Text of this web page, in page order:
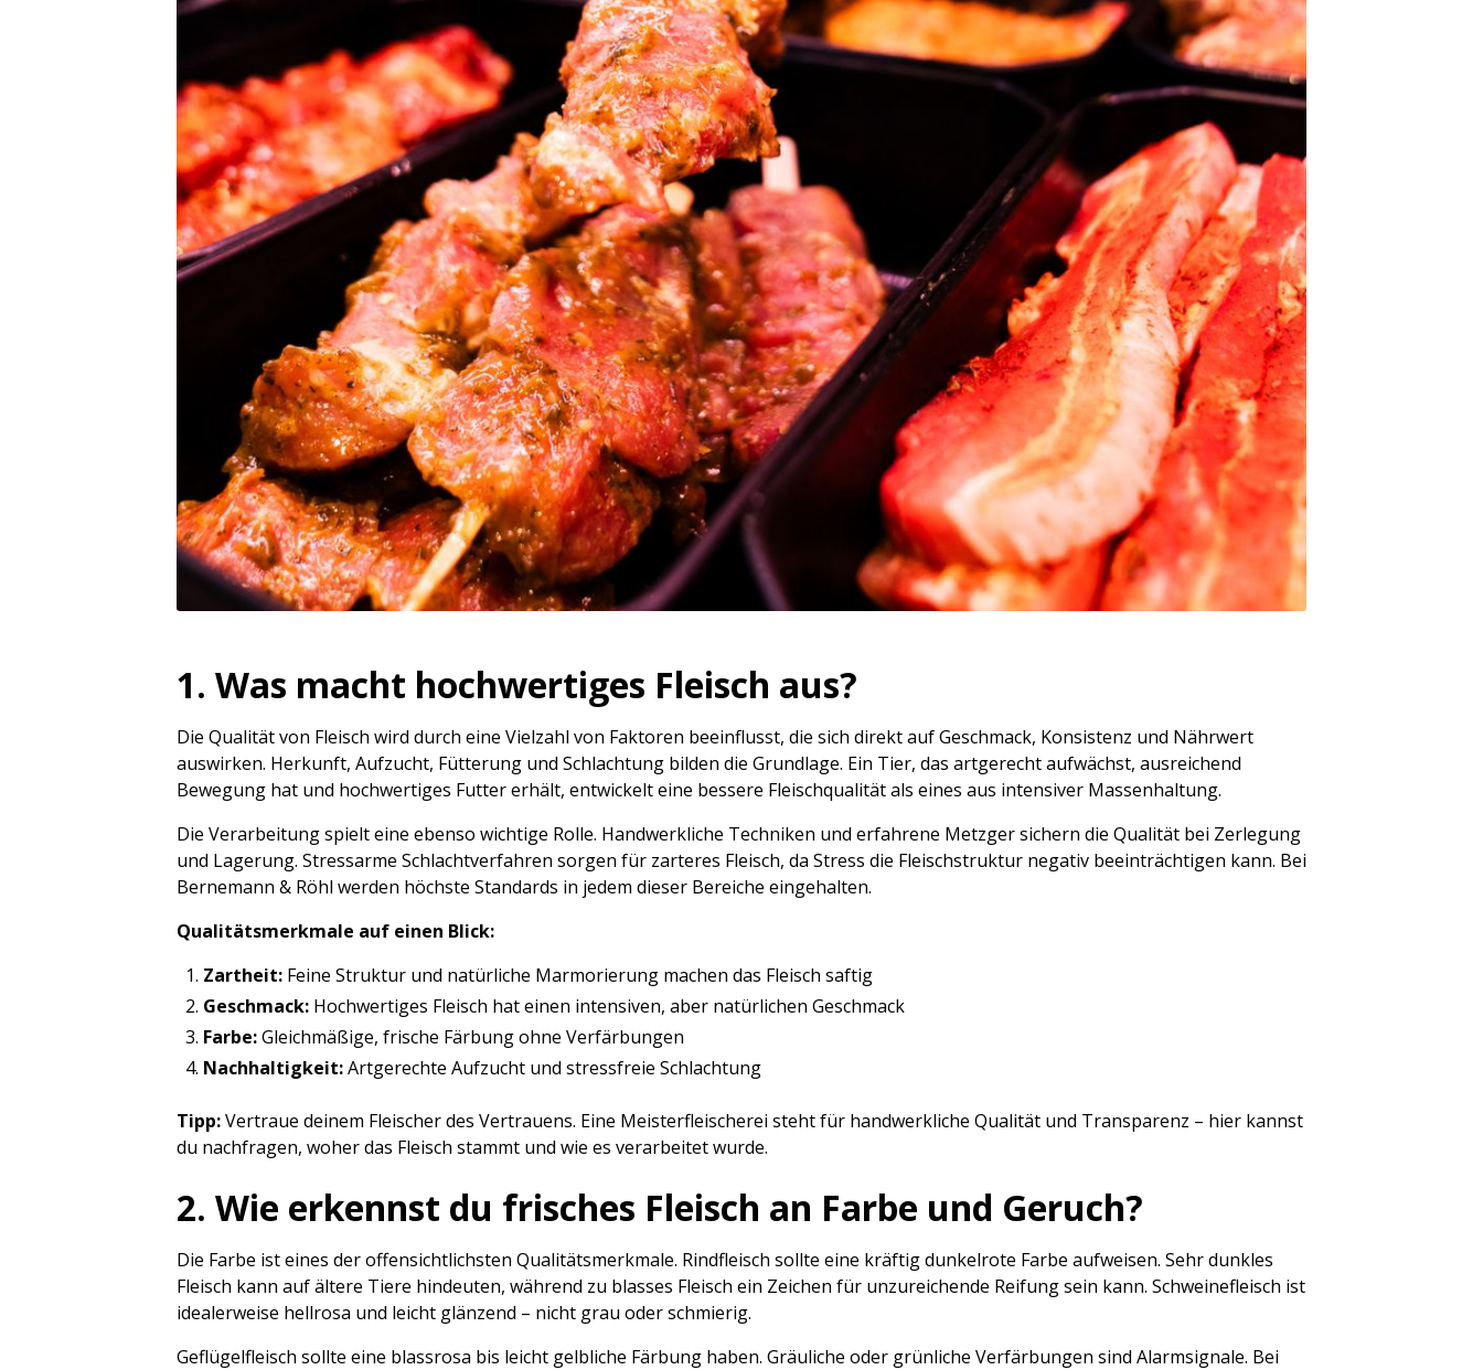
1. Was macht hochwertiges Fleisch aus?
Die Qualität von Fleisch wird durch eine Vielzahl von Faktoren beeinflusst, die sich direkt auf Geschmack, Konsistenz und Nährwert
auswirken. Herkunft, Aufzucht, Fütterung und Schlachtung bilden die Grundlage. Ein Tier, das artgerecht aufwächst, ausreichend
Bewegung hat und hochwertiges Futter erhält, entwickelt eine bessere Fleischqualität als eines aus intensiver Massenhaltung.
Die Verarbeitung spielt eine ebenso wichtige Rolle. Handwerkliche Techniken und erfahrene Metzger sichern die Qualität bei Zerlegung
und Lagerung. Stressarme Schlachtverfahren sorgen für zarteres Fleisch, da Stress die Fleischstruktur negativ beeinträchtigen kann. Bei
Bernemann & Röhl werden höchste Standards in jedem dieser Bereiche eingehalten.
Qualitätsmerkmale auf einen Blick:
Zartheit: Feine Struktur und natürliche Marmorierung machen das Fleisch saftig
Geschmack: Hochwertiges Fleisch hat einen intensiven, aber natürlichen Geschmack
Farbe:Gleichmäßige, frische Färbung ohne Verfärbungen
Nachhaltigkeit:Artgerechte Aufzucht und stressfreie Schlachtung
Tipp:Vertraue deinem Fleischer des Vertrauens. Eine Meisterfleischerei steht für handwerkliche Qualität und Transparenz – hier kannst
du nachfragen, woher das Fleisch stammt und wie es verarbeitet wurde.
2. Wie erkennst du frisches Fleisch an Farbe und Geruch?
Die Farbe ist eines der offensichtlichsten Qualitätsmerkmale. Rindfleisch sollte eine kräftig dunkelrote Farbe aufweisen. Sehr dunkles
Fleisch kann auf ältere Tiere hindeuten, während zu blasses Fleisch ein Zeichen für unzureichende Reifung sein kann. Schweinefleisch ist
idealerweise hellrosa und leicht glänzend – nicht grau oder schmierig.
Geflügelfleisch sollte eine blassrosa bis leicht gelbliche Färbung haben. Gräuliche oder grünliche Verfärbungen sind Alarmsignale. Bei